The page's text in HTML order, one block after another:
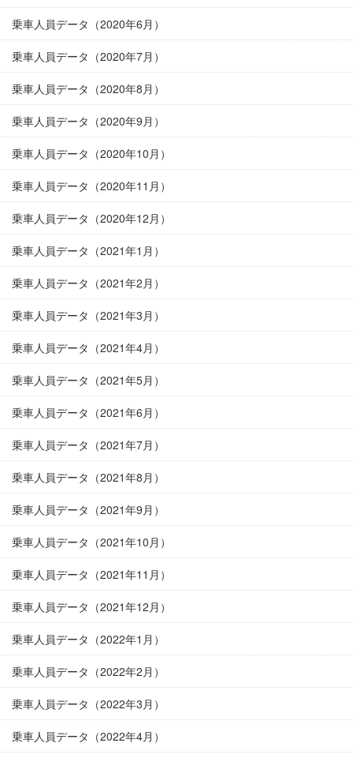
乗車人員データ（2020年6月）
乗車人員データ（2020年7月）
乗車人員データ（2020年8月）
乗車人員データ（2020年9月）
乗車人員データ（2020年10月）
乗車人員データ（2020年11月）
乗車人員データ（2020年12月）
乗車人員データ（2021年1月）
乗車人員データ（2021年2月）
乗車人員データ（2021年3月）
乗車人員データ（2021年4月）
乗車人員データ（2021年5月）
乗車人員データ（2021年6月）
乗車人員データ（2021年7月）
乗車人員データ（2021年8月）
乗車人員データ（2021年9月）
乗車人員データ（2021年10月）
乗車人員データ（2021年11月）
乗車人員データ（2021年12月）
乗車人員データ（2022年1月）
乗車人員データ（2022年2月）
乗車人員データ（2022年3月）
乗車人員データ（2022年4月）